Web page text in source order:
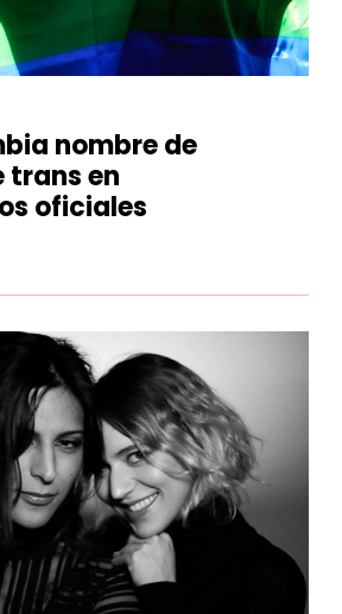
nombre de
en
oficiales